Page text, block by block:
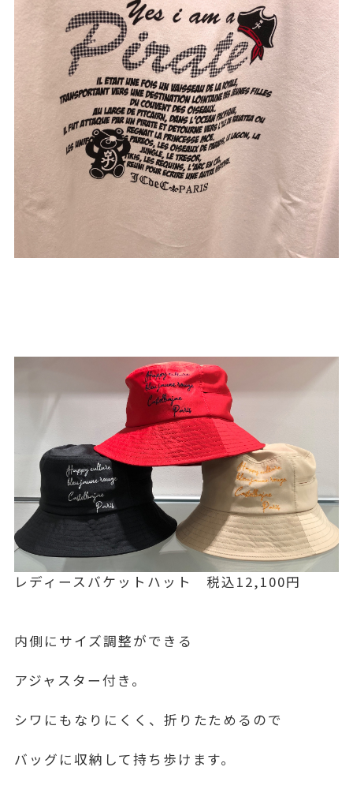
レディースバケットハット 税込12,100円
内側にサイズ調整ができる
アジャスター付き。
シワにもなりにくく、折りたためるので
バッグに収納して持ち歩けます。